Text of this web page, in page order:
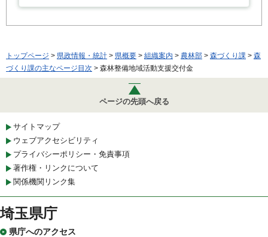
トップページ > 県政情報・統計 > 県概要 > 組織案内 > 農林部 > 森づくり課 > 森
づくり課の主なページ目次 > 森林整備地域活動支援交付金
ページの先頭へ戻る
サイトマップ
ウェブアクセシビリティ
プライバシーポリシー・免責事項
著作権・リンクについて
関係機関リンク集
埼玉県庁
県庁へのアクセス